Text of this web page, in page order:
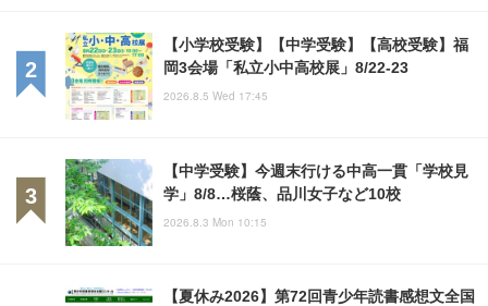
【小学校受験】【中学受験】【高校受験】福
岡3会場「私立小中高校展」8/22-23
2026.8.5 Wed 17:45
【中学受験】今週末行ける中高一貫「学校見
学」8/8…桜蔭、品川女子など10校
2026.8.3 Mon 10:15
【夏休み2026】第72回青少年読書感想文全国